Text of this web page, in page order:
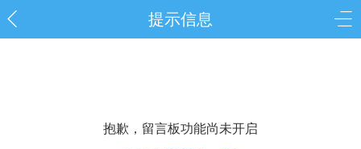
提示信息
抱歉，留言板功能尚未开启